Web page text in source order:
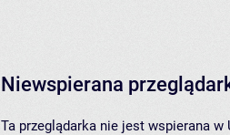
Niewspierana
Ta przeglądarka nie jest wspierana